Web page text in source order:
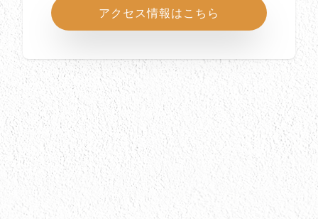
アクセス情報はこちら
所在地